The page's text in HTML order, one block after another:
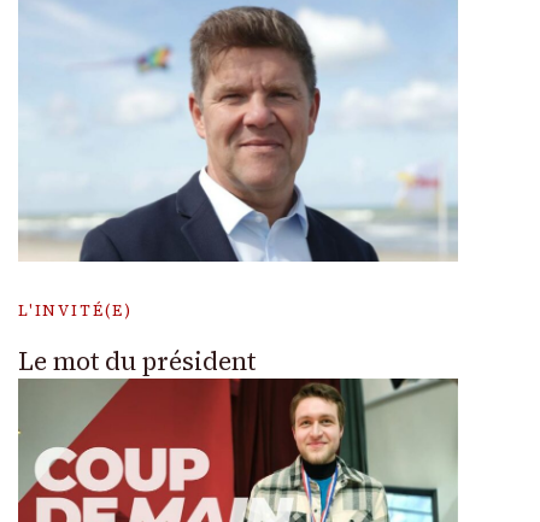
L'INVITÉ(E)
Le mot du président